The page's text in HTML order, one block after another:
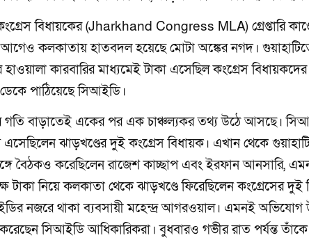
বিধায়কের (Jharkhand Congress MLA) গ্রেপ্তারি
কলকাতায় হাতবদল হয়েছে মোটা অঙ্কের নগদ।
হাওয়ালা কারবারির মাধ্যমেই টাকা এসেছিল কংগ্রেস
পাঠিয়েছে সিআইডি।
গতি বাড়াতেই একের পর এক চাঞ্চল্যকর তথ্য উঠে আসছে।
ঝাড়খণ্ডের দুই কংগ্রেস বিধায়ক। এখান থেকে
বৈঠকও করেছিলেন রাজেশ কাচ্ছাপ এবং ইরফান আনসারি,
টাকা নিয়ে কলকাতা থেকে ঝাড়খণ্ডে ফিরেছিলেন কংগ্রেসের
নজরে থাকা ব্যবসায়ী মহেন্দ্র আগরওয়াল। এমনই অভিযোগ
সিআইডি আধিকারিকরা। বুধবারও গভীর রাত পর্যন্ত তাঁকে